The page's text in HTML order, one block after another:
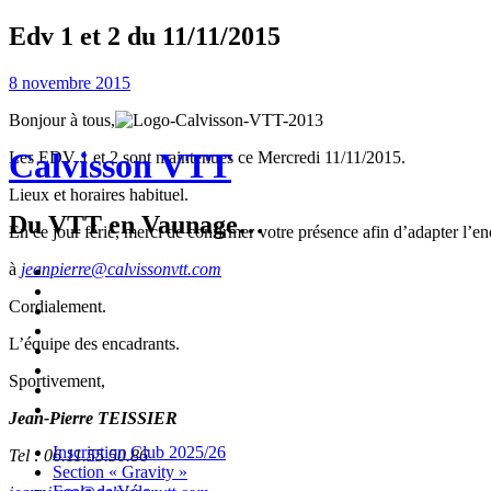
Calvisson VTT
Du VTT en Vaunage…
Inscription
2025/26
« Gravity »
Ecole
Vélo
4X
Randuro
Contacter
Les
tenues
Partenaires
Menu
Widgets
Recherche
Aller
Inscription Club 2025/26
Section « Gravity »
Edv 1 et 2 du 11/11/2015
8 novembre 2015
Bonjour à tous,
Les EDV 1 et 2 sont maintenues ce Mercredi 11/11/2015.
Lieux et horaires habituel.
En ce jour férié, merci de confirmer votre présence afin d’adapter
à jeanpierre@calvissonvtt.com
Cordialement.
L’équipe des encadrants.
Sportivement,
Jean-Pierre TEISSIER
Tel :06.11.55.50.86